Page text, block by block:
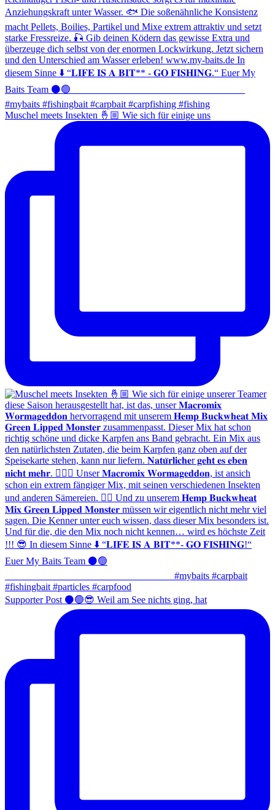
Muschel meets Insekten 🤞🏼 Wie sich für einige uns
Supporter Post ⚫️🟢😎 Weil am See nichts ging, hat